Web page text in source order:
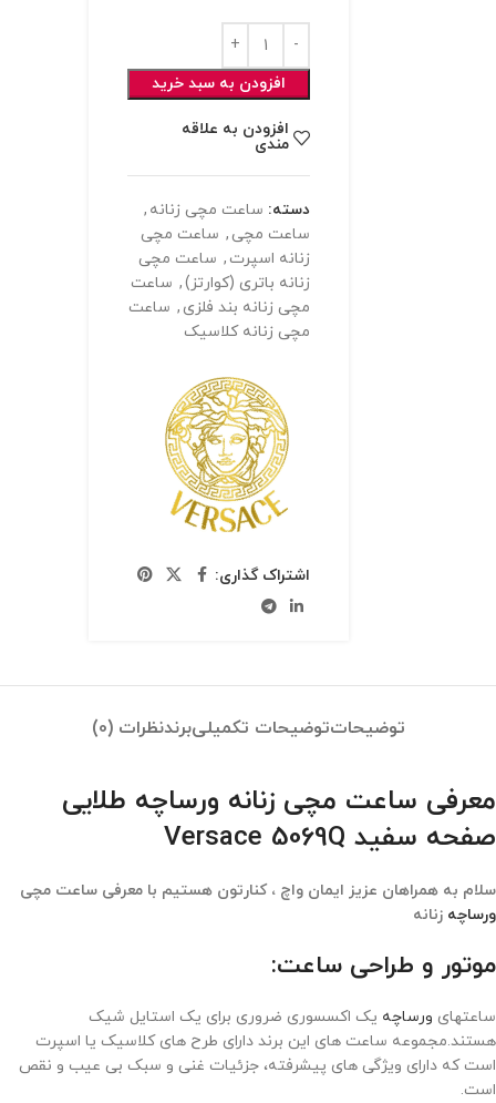
افزودن به سبد خرید
افزودن به علاقه
مندی
دسته: ساعت مچی زنانه ,
ساعت مچی , ساعت مچی
زنانه اسپرت , ساعت مچی
زنانه باتری (کوارتز), ساعت
مچی زنانه بند فلزی , ساعت
مچی زنانه کلاسیک
اشتراک گذاری:
توضیحاتتوضیحات تکمیلیبرندنظرات (0)
معرفی ساعت مچی زنانه ورساچه طلایی
صفحه سفید Versace 5069Q
سلام به همراهان عزیز ایمان واچ ، کنارتون هستیم با معرفی ساعت مچی
ورساچه زنانه
موتور و طراحی ساعت:
ساعتهای ورساچه یک اکسسوری ضروری برای یک استایل شیک
هستند.مجموعه ساعت های این برند دارای طرح های کلاسیک یا اسپرت
است که دارای ویژگی های پیشرفته، جزئیات غنی و سبک بی عیب و نقص
است.